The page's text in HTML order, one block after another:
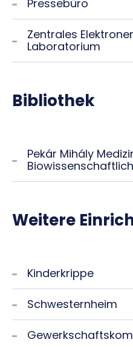
Pressebüro
Zentrales
Laboratorium
Bibliothek
Pekár Mihály
Weitere
Kinderkrippe
Schwesternheim